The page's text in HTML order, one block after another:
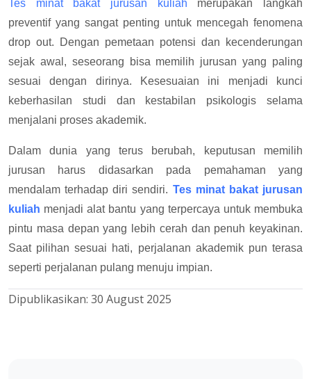
Tes minat bakat jurusan kuliah merupakan langkah
preventif yang sangat penting untuk mencegah fenomena
drop out. Dengan pemetaan potensi dan kecenderungan
sejak awal, seseorang bisa memilih jurusan yang paling
sesuai dengan dirinya. Kesesuaian ini menjadi kunci
keberhasilan studi dan kestabilan psikologis selama
menjalani proses akademik.
Dalam dunia yang terus berubah, keputusan memilih
jurusan harus didasarkan pada pemahaman yang
mendalam terhadap diri sendiri. Tes minat bakat jurusan
kuliah menjadi alat bantu yang terpercaya untuk membuka
pintu masa depan yang lebih cerah dan penuh keyakinan.
Saat pilihan sesuai hati, perjalanan akademik pun terasa
seperti perjalanan pulang menuju impian.
Dipublikasikan: 30 August 2025